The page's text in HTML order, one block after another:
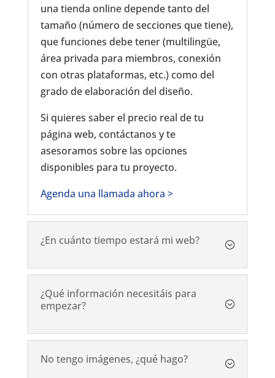
una tienda online depende tanto del
tamaño (número de secciones que tiene),
que funciones debe tener (multilingüe,
área privada para miembros, conexión
con otras plataformas, etc.) como del
grado de elaboración del diseño.
Si quieres saber el precio real de tu
página web, contáctanos y te
asesoramos sobre las opciones
disponibles para tu proyecto.
Agenda una llamada ahora >
¿En cuánto tiempo estará mi web?
¿Qué información necesitáis para
empezar?
No tengo imágenes, ¿qué hago?